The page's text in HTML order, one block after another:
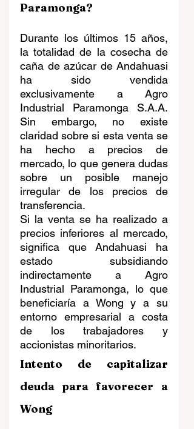
Paramonga?
Durante los últimos 15 años,
la totalidad de la cosecha de
caña de azúcar de Andahuasi
ha sido vendida
exclusivamente a Agro
Industrial Paramonga S.A.A.
Sin embargo, no existe
claridad sobre si esta venta se
ha hecho a precios de
mercado, lo que genera dudas
sobre un posible manejo
irregular de los precios de
transferencia.
Si la venta se ha realizado a
precios inferiores al mercado,
significa que Andahuasi ha
estado subsidiando
indirectamente a Agro
Industrial Paramonga, lo que
beneficiaría a Wong y a su
entorno empresarial a costa
de los trabajadores y
accionistas minoritarios.
Intento de capitalizar
deuda para favorecer a
Wong